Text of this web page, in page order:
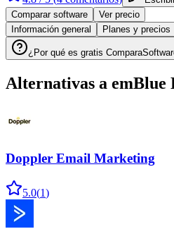
Comparar software
Ver precio
Información general
Planes y precios
¿Por qué es gratis
Alternativas a emBlue
Doppler Email Marketing
5.0(1)